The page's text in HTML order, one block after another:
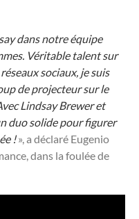
dans notre équipe
Véritable talent sur
sociaux, je suis
de projecteur sur le
Lindsay Brewer et
duo solide pour figurer
!», a déclaré Eugenio
dans la foulée de